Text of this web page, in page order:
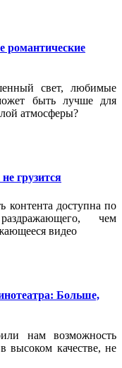
свет, любимые
быть лучше для
атмосферы?
грузится
контента доступна по
чем
видео
Больше,
нам возможность
высоком качестве, не